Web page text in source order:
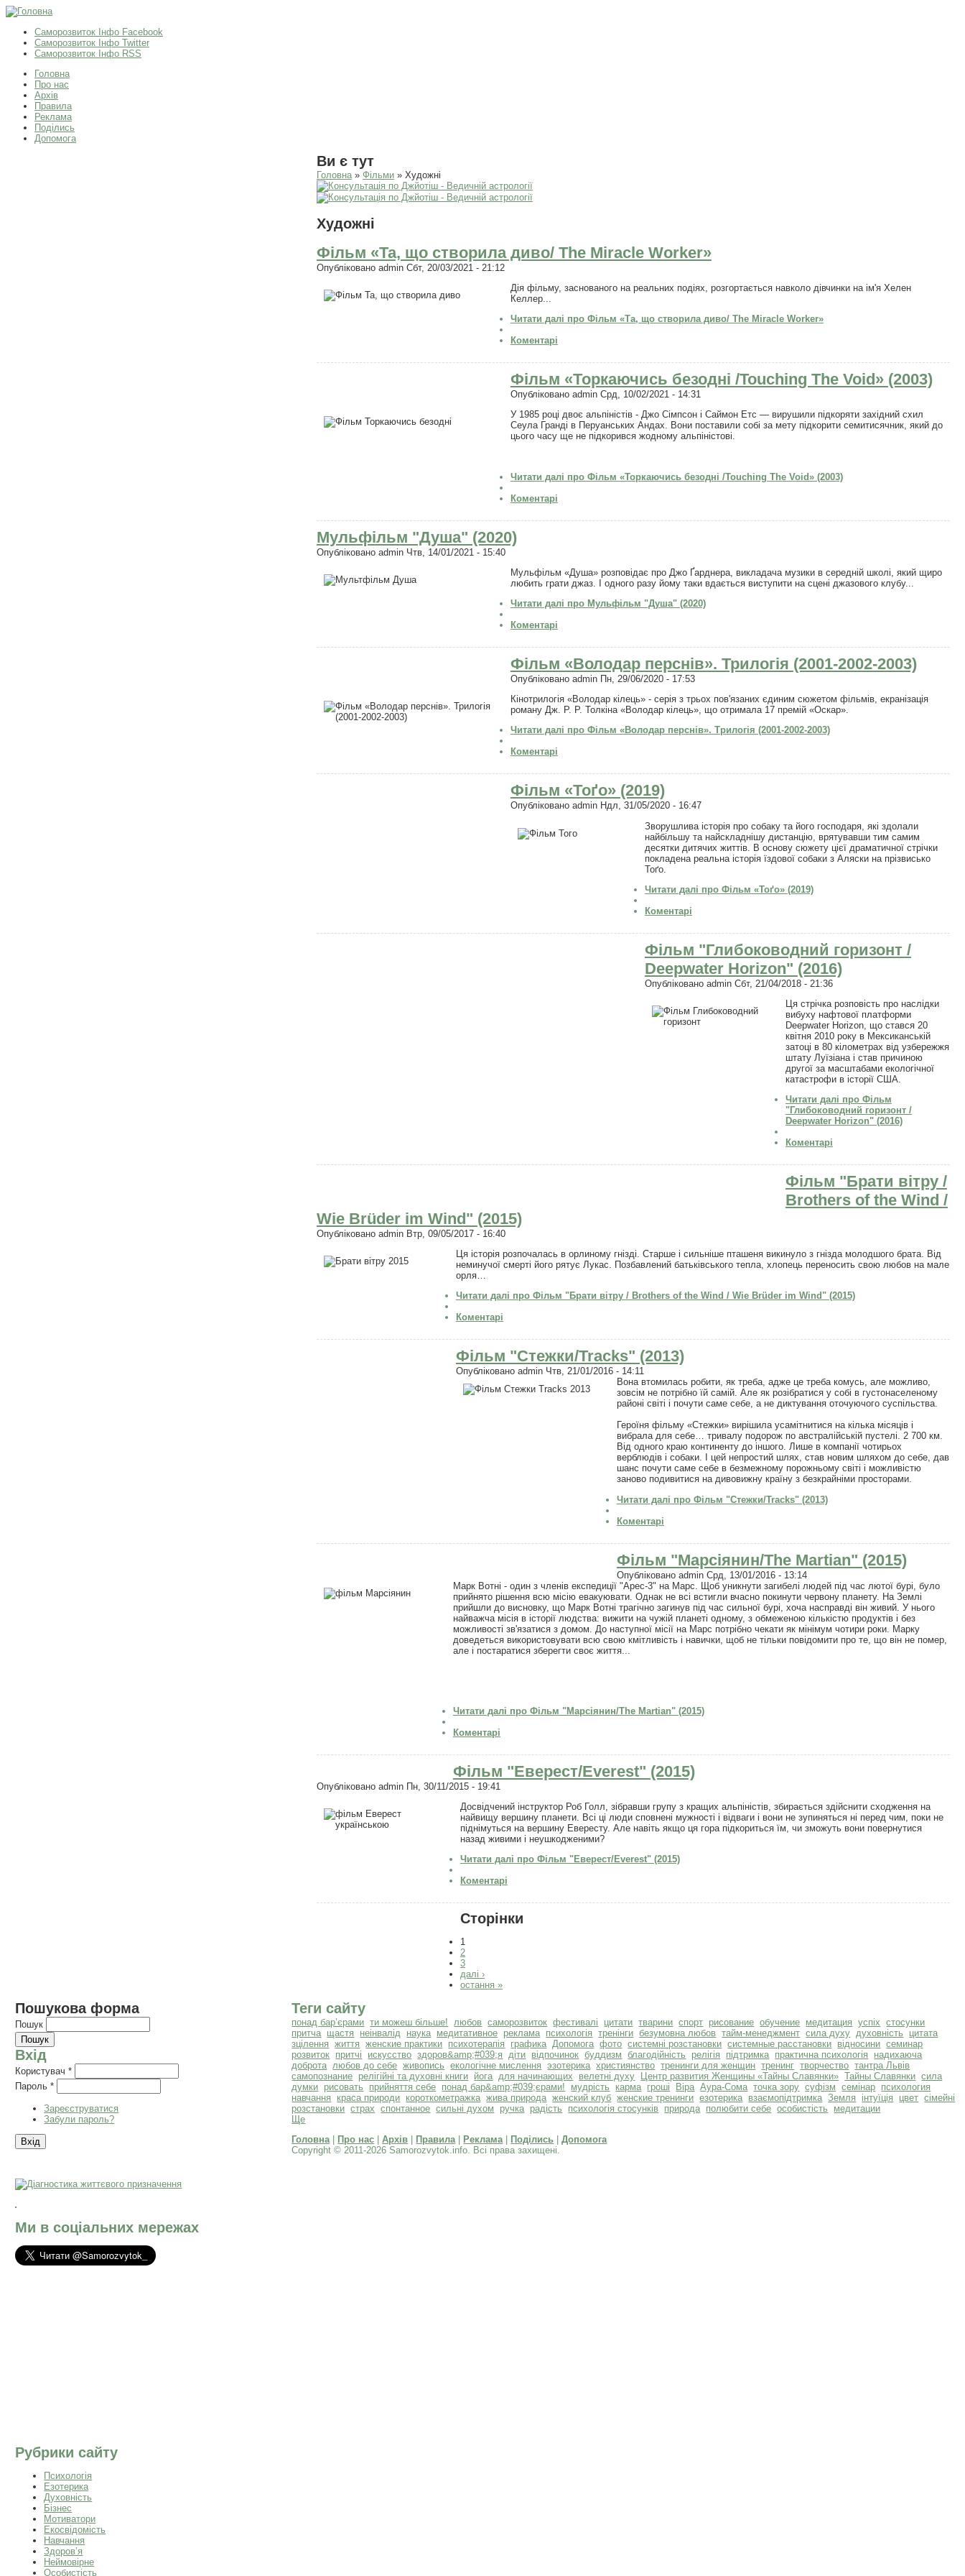
Саморозвиток Інфо Facebook
Саморозвиток Інфо Twitter
Саморозвиток Інфо RSS
Головна
Про нас
Архів
Правила
Реклама
Поділись
Допомога
Ви є тут
Головна» Фільми» Художні
Художні
Фільм «Та, що створила диво/ The Miracle Worker»
Опубліковано adminСбт, 20/03/2021 - 21:12
Дія фільму, заснованого на реальних подіях, розгортається навколо дівчинки на ім'я Хелен
Келлер...
Читати далі про Фільм «Та, що створила диво/ The Miracle Worker»
Коментарі
Фільм «Торкаючись безодні /Touching The Void» (2003)
Опубліковано adminСрд, 10/02/2021 - 14:31
У 1985 році двоє альпіністів - Джо Сімпсон і Саймон Етс — вирушили підкоряти західний схил
Сеула Гранді в Перуанських Андах. Вони поставили собі за мету підкорити семитисячник, який до
цього часу ще не підкорився жодному альпіністові.
Читати далі про Фільм «Торкаючись безодні /Touching The Void» (2003)
Коментарі
Мульфільм "Душа" (2020)
Опубліковано adminЧтв, 14/01/2021 - 15:40
Мульфільм «Душа» розповідає про Джо Ґарднера, викладача музики в середній школі, який щиро
любить грати джаз. І одного разу йому таки вдається виступити на сцені джазового клубу...
Читати далі про Мульфільм "Душа" (2020)
Коментарі
Фільм «Володар перснів». Трилогія (2001-2002-2003)
Опубліковано adminПн, 29/06/2020 - 17:53
Кінотрилогія «Володар кілець» - серія з трьох пов'язаних єдиним сюжетом фільмів, екранізація
роману Дж. Р. Р. Толкіна «Володар кілець», що отримала 17 премій «Оскар».
Читати далі про Фільм «Володар перснів». Трилогія (2001-2002-2003)
Коментарі
Фільм «Тоґо» (2019)
Опубліковано adminНдл, 31/05/2020 - 16:47
Зворушлива історія про собаку та його господаря, які здолали
найбільшу та найскладнішу дистанцію, врятувавши тим самим
десятки дитячих життів. В основу сюжету цієї драматичної стрічки
покладена реальна історія їздової собаки з Аляски на прізвисько
Тоґо.
Читати далі про Фільм «Тоґо» (2019)
Коментарі
Фільм "Глибоководний горизонт /
Deepwater Horizon" (2016)
Опубліковано adminСбт, 21/04/2018 - 21:36
Ця стрічка розповість про наслідки
вибуху нафтової платформи
Deepwater Horizon, що стався 20
квітня 2010 року в Мексиканській
затоці в 80 кілометрах від узбережжя
штату Луїзіана і став причиною
другої за масштабами екологічної
катастрофи в історії США.
Читати далі про Фільм
"Глибоководний горизонт /
Deepwater Horizon" (2016)
Коментарі
Фільм "Брати вітру /
Brothers of the Wind /
Wie Brüder im Wind" (2015)
Опубліковано adminВтр, 09/05/2017 - 16:40
Ця історія розпочалась в орлиному гнізді. Старше і сильніше пташеня викинуло з гнізда молодшого брата. Від
неминучої смерті його рятує Лукас. Позбавлений батьківського тепла, хлопець переносить свою любов на мале
орля…
Читати далі про Фільм "Брати вітру / Brothers of the Wind / Wie Brüder im Wind" (2015)
Коментарі
Фільм "Стежки/Tracks" (2013)
Опубліковано adminЧтв, 21/01/2016 - 14:11
Вона втомилась робити, як треба, адже це треба комусь, але можливо,
зовсім не потрібно їй самій. Але як розібратися у собі в густонаселеному
районі світі і почути саме себе, а не диктування оточуючого суспільства.
Героїня фільму «Стежки» вирішила усамітнитися на кілька місяців і
вибрала для себе… тривалу подорож по австралійській пустелі. 2 700 км.
Від одного краю континенту до іншого. Лише в компанії чотирьох
верблюдів і собаки. І цей непростий шлях, став новим шляхом до себе, дав
шанс почути саме себе в безмежному порожньому світі і можливістю
заново подивитися на дивовижну країну з безкрайніми просторами.
Читати далі про Фільм "Стежки/Tracks" (2013)
Коментарі
Фільм "Марсіянин/The Martian" (2015)
Опубліковано adminСрд, 13/01/2016 - 13:14
Марк Вотні - один з членів експедиції "Арес-3" на Марс. Щоб уникнути загибелі людей під час лютої бурі, було
прийнято рішення всю місію евакуювати. Однак не всі встигли вчасно покинути червону планету. На Землі
прийшли до висновку, що Марк Вотні трагічно загинув під час сильної бурі, хоча насправді він живий. У нього
найважча місія в історії людства: вижити на чужій планеті одному, з обмеженою кількістю продуктів і без
можливості зв'язатися з домом. До наступної місії на Марс потрібно чекати як мінімум чотири роки. Марку
доведеться використовувати всю свою кмітливість і навички, щоб не тільки повідомити про те, що він не помер,
але і постаратися зберегти своє життя...
Читати далі про Фільм "Марсіянин/The Martian" (2015)
Коментарі
Фільм "Еверест/Everest" (2015)
Опубліковано adminПн, 30/11/2015 - 19:41
Досвідчений інструктор Роб Голл, зібравши групу з кращих альпіністів, збирається здійснити сходження на
найвищу вершину планети. Всі ці люди сповнені мужності і відваги і вони не зупиняться ні перед чим, поки не
піднімуться на вершину Евересту. Але навіть якщо ця гора підкориться їм, чи зможуть вони повернутися
назад живими і неушкодженими?
Читати далі про Фільм "Еверест/Everest" (2015)
Коментарі
Сторінки
1
2
3
далі ›
остання »
Пошукова форма
Пошук
Вхід
Користувач*
Пароль*
Зареєструватися
Забули пароль?
Ми в соціальних мережах
Рубрики сайту
Психологія
Езотерика
Духовність
Бізнес
Мотиватори
Екосвідомість
Навчання
Здоров’я
Неймовірне
Особистість
Теги сайту
понад бар’єрами ти можеш більше! любов саморозвиток фестивалі цитати тварини спорт рисование обучение медитация успіх
стосунки
притча щастя неінвалід наука медитативное реклама психологія тренінги безумовна любов тайм-менеджмент сила духу духовність
цитата
зцілення
життя женские практики психотерапія графика Допомога фото системні розстановки системные расстановки відносини семинар
розвиток притчі искусство здоров&amp;#039;я діти відпочинок буддизм благодійність релігія підтримка практична психологія
надихаюча
доброта любов до себе живопись екологічне мислення эзотерика християнство тренинги для женщин тренинг творчество тантра Львів
самопознание релігійні та духовні книги йога для начинающих велетні духу Центр развития Женщины «Тайны Славянки» Тайны Славянки сила
думки рисовать прийняття себе понад бар&amp;#039;єрами! мудрість карма гроші Віра Аура-Сома точка зору суфізм семінар психология
навчання
краса природи короткометражка жива природа женский клуб женские тренинги езотерика взаємопідтримка Земля інтуїція цвет сімейні
розстановки страх спонтанное сильні духом ручка радість психологія стосунків природа полюбити себе особистість
медитации
Ще
Головна | Про нас |Архів | Правила | Реклама | Поділись |Допомога
Copyright © 2011-2026 Samorozvytok.info. Всі права захищені.